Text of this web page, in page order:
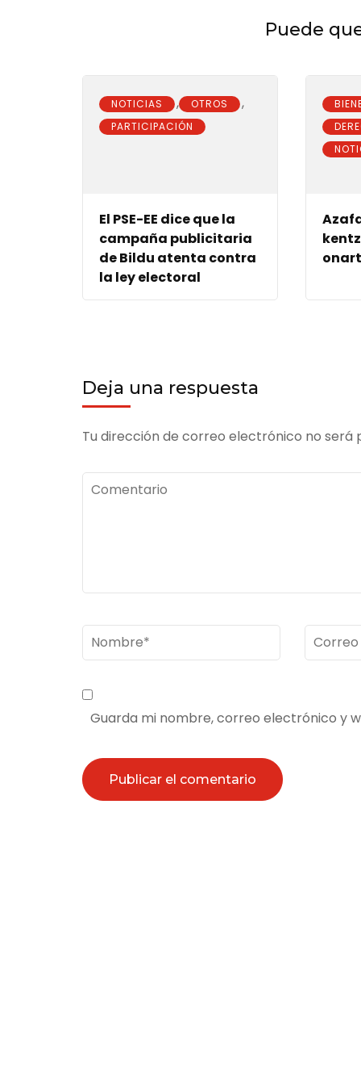
Puede
NOTICIAS , OTROS ,
PARTICIPACIÓN
El PSE-EE dice que la
campaña publicitaria
de Bildu atenta contra
la ley electoral
Deja una respuesta
Tu dirección de correo electrónico no será
Comentario
Nombre*
Correo
Guarda mi nombre, correo electrónico y